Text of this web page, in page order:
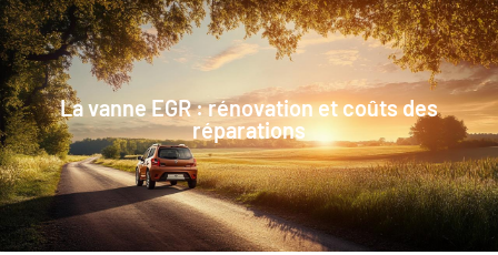
La vanne EGR : rénovation et coûts des
réparations